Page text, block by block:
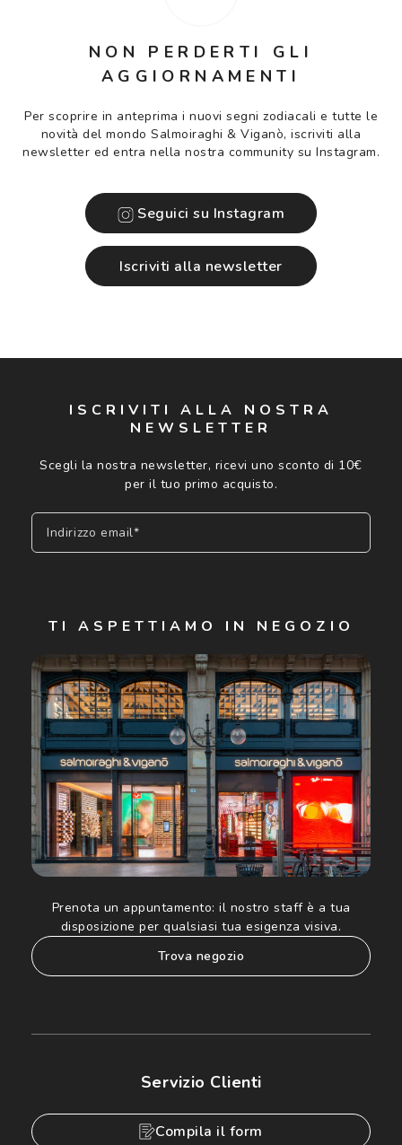
NON PERDERTI GLI
AGGIORNAMENTI
Per scoprire in anteprima i nuovi segni zodiacali e tutte le
novità del mondo Salmoiraghi & Viganò, iscriviti alla
newsletter ed entra nella nostra community su Instagram.
Seguici su Instagram
iscriviti alla newsletter
ISCRIVITI ALLA NOSTRA
NEWSLETTER
Scegli la nostra newsletter, ricevi uno sconto di 10€
per il tuo primo acquisto.
Indirizzo email*
Cliccando su "Iscriviti", confermo di avere più di 16 anni e
acconsento all'utilizzo dei miei Dati Personali da parte di
Luxottica Group S.p.A. per l'invio di offerte speciali, novità
ed altre comunicazioni di carattere pubblicitario (consultare
Informativa sulla privacyper ulteriori informazioni).
TI ASPETTIAMO IN NEGOZIO
Prenota un appuntamento: il nostro staff è a tua
disposizione per qualsiasi tua esigenza visiva.
trova negozio
Servizio Clienti
Compila il form